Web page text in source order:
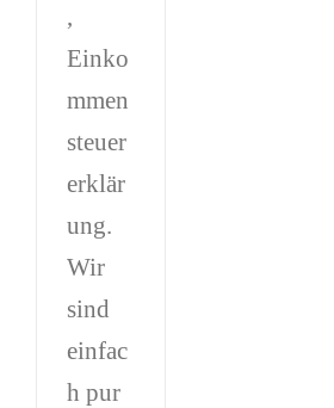
,
Einko
mmen
steuer
erklär
ung.
Wir
sind
einfac
h pur